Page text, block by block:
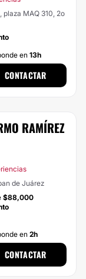
plaza MAQ 310, 2o
en 13h
CONTACTAR
RAMÍREZ
de Juárez
$88,000
en 2h
CONTACTAR